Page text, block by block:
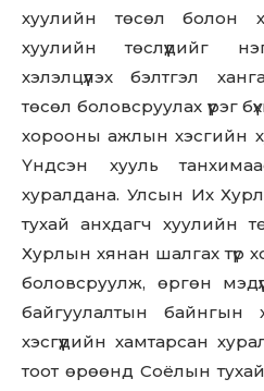
хуулийн төсөл болон
хуулийн төслүүдийг
хэлэлцүүлэх бэлтгэл
төсөл боловсруулах үүрэг
хорооны ажлын хэсгийн
Үндсэн хууль
хуралдана. Улсын Их
тухай анхдагч хуулийн
Хурлын хянан шалгах түр
боловсруулж, өргөн
байгуулалтын
хэсгүүдийн хамтарсан
тоот өрөөнд Соёлын